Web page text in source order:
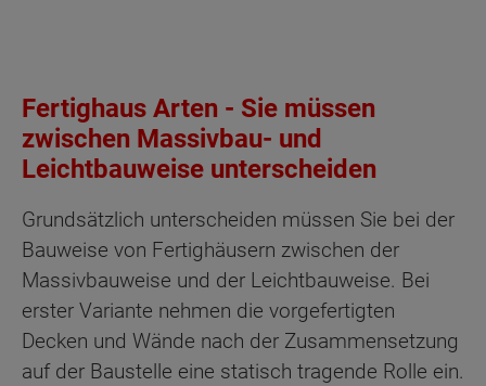
Fertighaus Arten - Sie müssen
zwischen Massivbau- und
Leichtbauweise unterscheiden
Grundsätzlich unterscheiden müssen Sie bei der
Bauweise von Fertighäusern zwischen der
Massivbauweise und der Leichtbauweise. Bei
erster Variante nehmen die vorgefertigten
Decken und Wände nach der Zusammensetzung
auf der Baustelle eine statisch tragende Rolle ein.